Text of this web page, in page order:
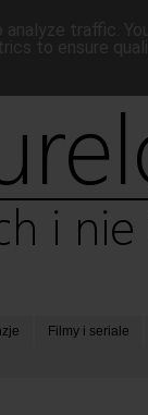
Filmy i seriale